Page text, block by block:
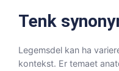
Tenk
Legemsdel kan ha
kontekst. Er temaet